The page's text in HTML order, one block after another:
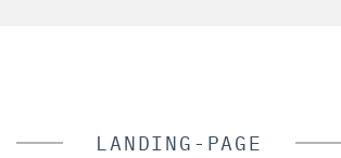
LANDING-PAGE